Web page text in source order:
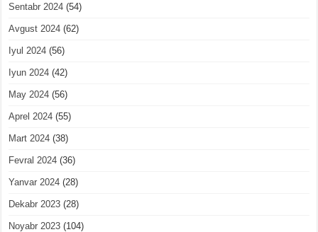
Sentabr 2024 (54)
Avgust 2024 (62)
Iyul 2024 (56)
Iyun 2024 (42)
May 2024 (56)
Aprel 2024 (55)
Mart 2024 (38)
Fevral 2024 (36)
Yanvar 2024 (28)
Dekabr 2023 (28)
Noyabr 2023 (104)